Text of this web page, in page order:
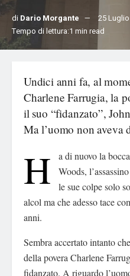
di Dario Morgante 25
Tempo di lettura:1 min read
Undici anni fa, al
Charlene Farrugia, la
il suo “fidanzato”,
Ma l’uomo non aveva
H
a di nuovo la
Woods,
le sue colpe solo
alcol ma che adesso tace
anni.
Sembra accertato intanto
della povera Charlene
fidanzato. A riguardo